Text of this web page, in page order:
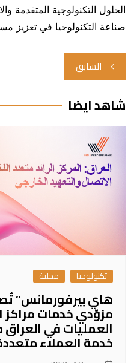
الحلول التكنولوجية المتقدمة
صناعة التكنولوجيا في تعزيز
تصفّح
المقالات
السابق
شاهد ايضا
تكنولوجيا محلية
هاي بيرفورمانس”
مزوّدي خدمات مراكز
العمليات في
خدمة العملاء